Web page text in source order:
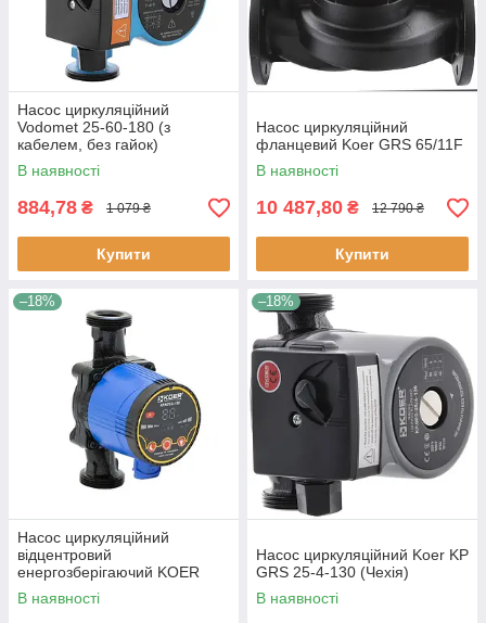
Насос циркуляційний
Vodomet 25-60-180 (з
кабелем, без гайок)
В наявності
884,78 ₴ 1 079 ₴
Купити
Насос циркуляційний
фланцевий Koer GRS 65/11F
В наявності
10 487,80 ₴ 12 790 ₴
Купити
–18%
Насос циркуляційний
відцентровий
енергозберігаючий KOER
KP.N25/4-180 з гайками,
кабелем і вилкою
В наявності
–18%
Насос циркуляційний Koer KP
GRS 25-4-130 (Чехія)
В наявності